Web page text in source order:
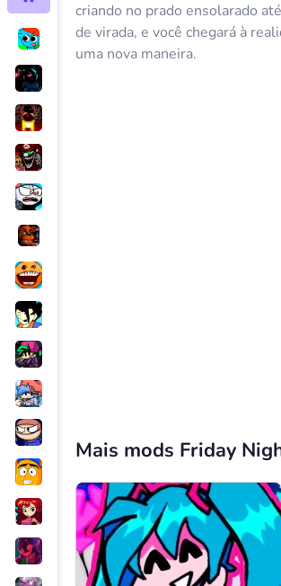
criando no prado ensolarado
de virada, e você chegará à
uma nova maneira.
Mais mods Friday